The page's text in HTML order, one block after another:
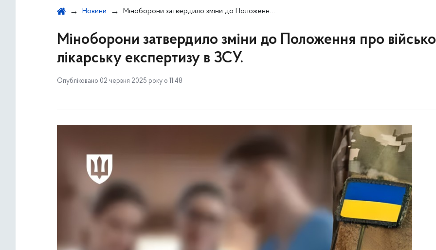
Новини Міноборони затвердило зміни до Положення про військово-лікарську експертизу в ЗСУ.
Міноборони затвердило зміни до Положення про
лікарську експертизу в ЗСУ.
Опубліковано 02 червня 2025 року о 11:48